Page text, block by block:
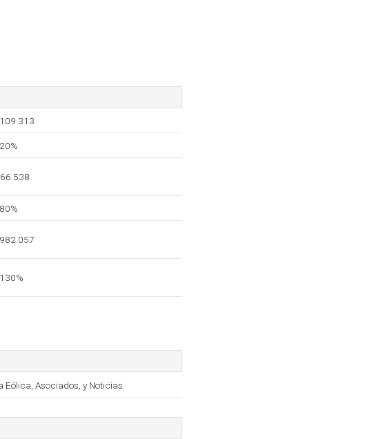
Asociados, y Noticias.